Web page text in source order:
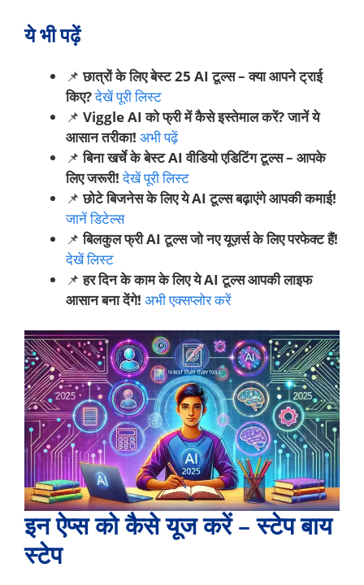
ये भी पढ़ें
📌छात्रों के लिए बेस्ट 25 AI टूल्स – क्या आपने ट्राई
किए?देखें पूरी लिस्ट
📌 Viggle AI को फ्री में कैसे इस्तेमाल करें? जानें ये
आसान तरीका! अभी पढ़ें
📌बिना खर्चे के बेस्ट AI वीडियो एडिटिंग टूल्स – आपके
लिए जरूरी! देखें पूरी लिस्ट
📌छोटे बिजनेस के लिए ये AI टूल्स बढ़ाएंगे आपकी कमाई!
जानें डिटेल्स
📌बिलकुल फ्री AI टूल्स जो नए यूज़र्स के लिए परफेक्ट हैं!
देखें लिस्ट
📌हर दिन के काम के लिए ये AI टूल्स आपकी लाइफ
आसान बना देंगे! अभी एक्सप्लोर करें
इन ऐप्स को कैसे यूज करें – स्टेप बाय
स्टेप